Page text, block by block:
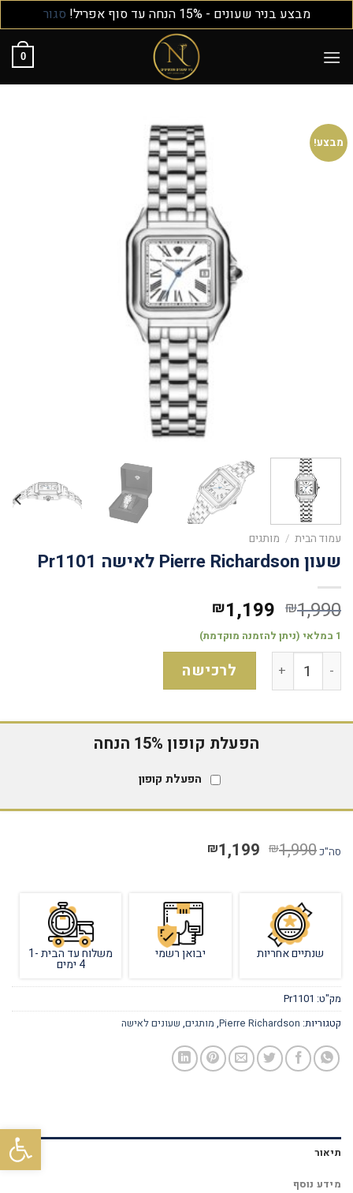
פתח
מבצע בניר שעונים - 15% הנחה עד סוף אפריל! סגור
0
מבצע!
עמוד הבית / מותגים
שעון Pierre Richardson לאישה Pr1101
₪1,990
₪1,199
1 במלאי (ניתן להזמנה מוקדמת)
לרכישה
הפעלת קופון 15% הנחה
הפעלת קופון
סה"כ ₪1,990
₪1,199
שנתיים אחריות יבואן רשמי משלוח עד הבית 1-
4 ימים
מק"ט: Pr1101
קטגוריות: Pierre Richardson
, מותגים, שעונים לאישה
תיאור
מידע נוסף